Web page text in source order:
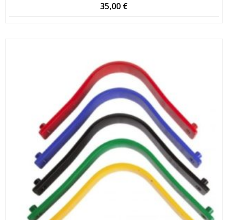
35,00 €